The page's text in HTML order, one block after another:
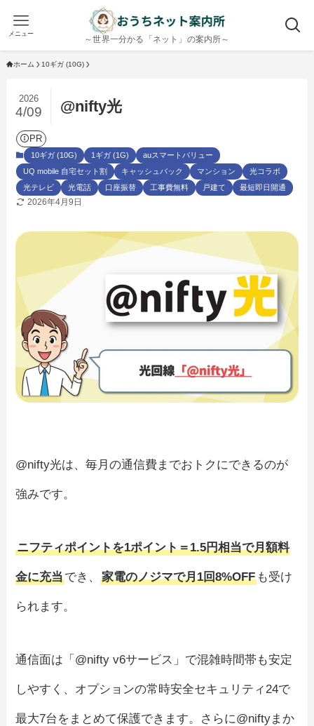
～世界一分かる「ネット」の案内所～
メニュー
ホーム 10ギガ (10G)
@nifty光
2026
4/09
PR
10ギガ (10G) 1ギガ (1G)
auスマートバリュー
UQ mobile 自宅セット割
キャッシュバック マンション
光コラボ
光テレビ
光電話 口座振替 工事費無料 戸建て 最短即日開通
2026年4月9日
@nifty光は、毎月の通信費までおトクにできるのが
強みです。
ニフティポイントを1ポイント＝1.5円相当で月額料
金に充当でき、家電のノジマで月1回8%OFF も受け
られます。
通信面は「@nifty v6サービス」で混雑時間帯も安定
しやすく、オプションの常時安全セキュリティ24で
最大7台をまとめて保護できます。さらに@niftyまか